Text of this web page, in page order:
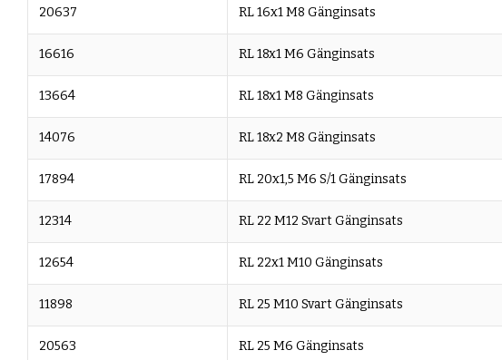
20637 RL 16x1 M8 Gänginsats
16616 RL 18x1 M6 Gänginsats
13664 RL 18x1 M8 Gänginsats
14076 RL 18x2 M8 Gänginsats
17894 RL 20x1,5 M6 S/1 Gänginsats
12314 RL 22 M12 Svart Gänginsats
12654 RL 22x1 M10 Gänginsats
11898 RL 25 M10 Svart Gänginsats
20563 RL 25 M6 Gänginsats